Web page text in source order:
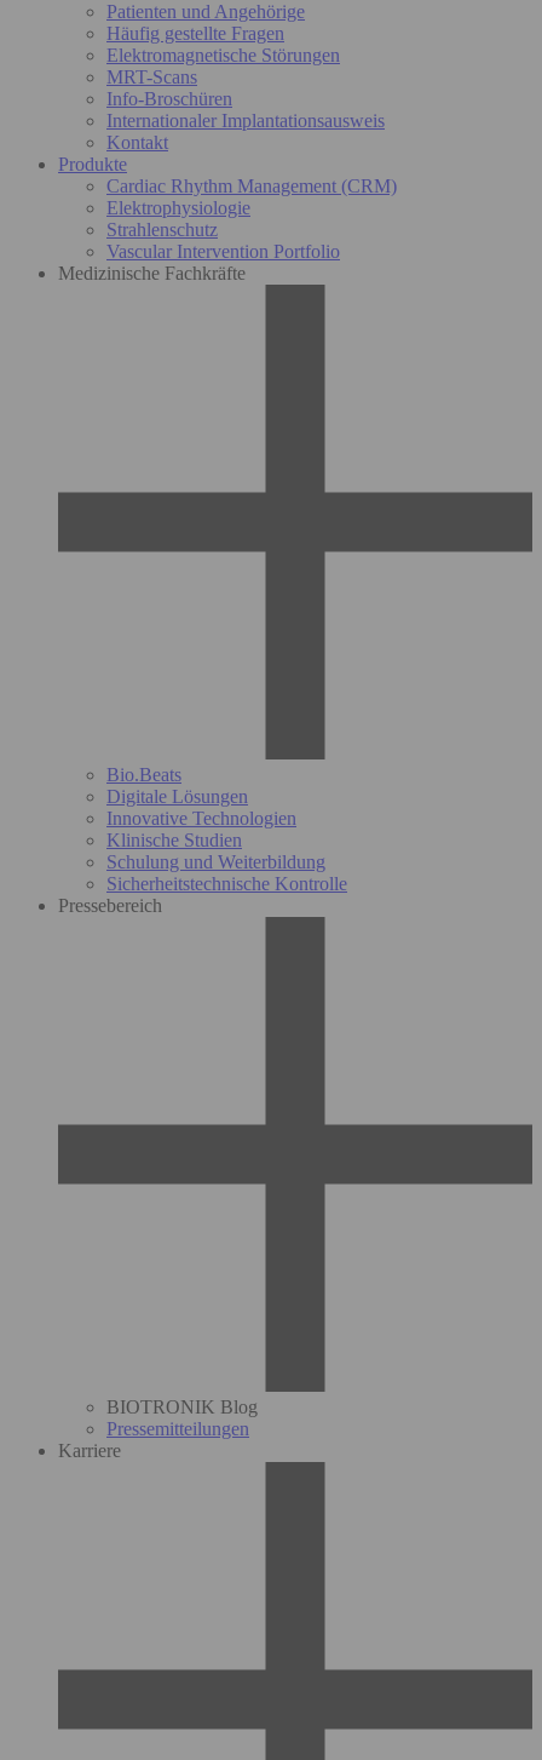
Patienten und Angehörige
Häufig gestellte Fragen
Elektromagnetische Störungen
MRT-Scans
Info-Broschüren
Internationaler Implantationsausweis
Kontakt
Produkte
Cardiac Rhythm Management (CRM)
Elektrophysiologie
Strahlenschutz
Vascular Intervention Portfolio
Medizinische Fachkräfte
Bio.Beats
Digitale Lösungen
Innovative Technologien
Klinische Studien
Schulung und Weiterbildung
Sicherheitstechnische Kontrolle
Pressebereich
BIOTRONIK Blog
Pressemitteilungen
Karriere